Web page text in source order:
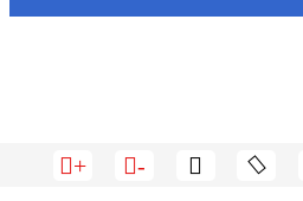
+ -